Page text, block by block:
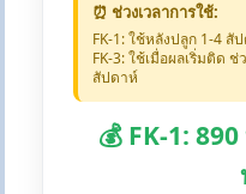
⏰ ช่วงเวลาการใช้:
FK-1: ใช้หลังปลูก 1-4
FK-3: ใช้เมื่อผลเริ่มติด
สัปดาห์
💰 FK-1: